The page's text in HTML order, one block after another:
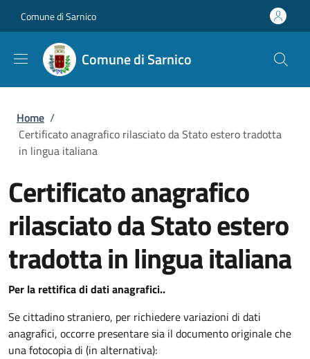
Comune di Sarnico
Comune di Sarnico
Briciole di pane
Home /
Certificato anagrafico rilasciato da Stato estero tradotta
in lingua italiana
Certificato anagrafico
rilasciato da Stato estero
tradotta in lingua italiana
Per la rettifica di dati anagrafici..
Se cittadino straniero, per richiedere variazioni di dati
anagrafici, occorre presentare sia il documento originale che
una fotocopia di (in alternativa):